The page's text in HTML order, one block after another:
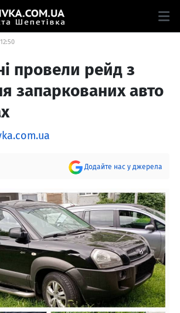
провели рейд з
запаркованих авто
Додайте нас у джерела